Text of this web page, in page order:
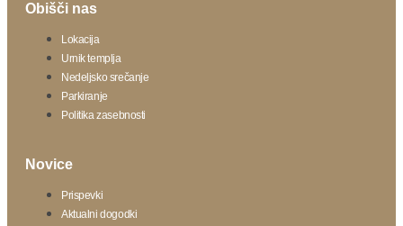
Obišči nas
Lokacija
Urnik templja
Nedeljsko srečanje
Parkiranje
Politika zasebnosti
Novice
Prispevki
Aktualni dogodki